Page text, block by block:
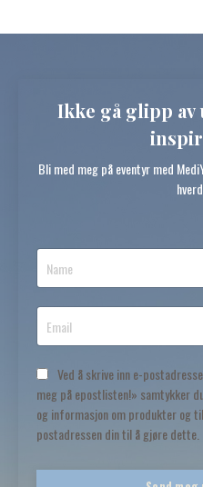
Ikke gå glipp
Bli med meg på eventyr med
Ved å skrive inn e-
meg på epostlisten!» samtykker
og informasjon om produkter og
postadressen din til å gjøre dette.